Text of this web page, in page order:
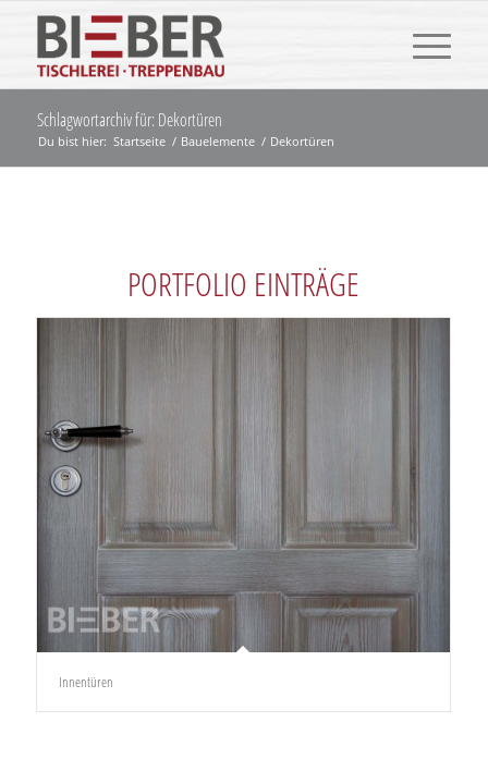
Schlagwortarchiv für: Dekortüren
Du bist hier: Startseite / Bauelemente / Dekortüren
PORTFOLIO EINTRÄGE
Innentüren